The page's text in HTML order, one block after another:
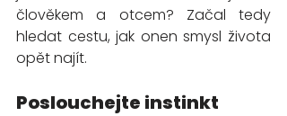
člověkem a otcem? Začal tedy
hledat cestu, jak onen smysl života
opět najít.
Poslouchejte instinkt